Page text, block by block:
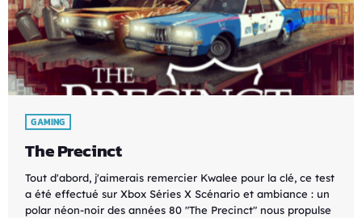
GAMING
The Precinct
Tout d'abord, j'aimerais remercier Kwalee pour la clé, ce test
a été effectué sur Xbox Séries X Scénario et ambiance : un
polar néon-noir des années 80 "The Precinct" nous propulse